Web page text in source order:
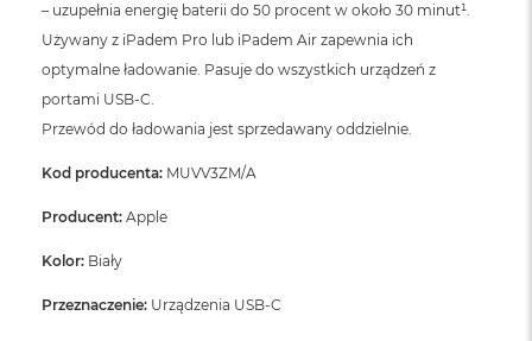
– uzupełnia energię baterii do 50 procent w około 30 minut¹.
Używany z iPadem Pro lub iPadem Air zapewnia ich
optymalne ładowanie. Pasuje do wszystkich urządzeń z
portami USB‑C.
Przewód do ładowania jest sprzedawany oddzielnie.
Kod producenta: MUVV3ZM/A
Producent: Apple
Kolor: Biały
Przeznaczenie: Urządzenia USB-C